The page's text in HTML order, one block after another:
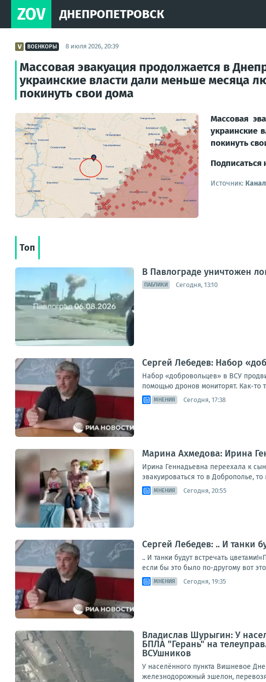
ZOV ДНЕПРОПЕТРОВСК
ВОЕНКОРЫ 8 июля 2026, 20:39
Массовая эвакуация продолжается в
украинские власти дали меньше месяца
покинуть свои дома
Массовая
украинские
покинуть
Подписаться
Источник:
Топ
В Павлограде уничтожен
ПАБЛИКИ Сегодня, 13:10
Сергей Лебедев: Набор
Набор «добровольцев» в ВСУ
помощью дронов мониторят. Как-то
МНЕНИЯ Сегодня, 17:38
Марина Ахмедова: Ирина
Ирина Геннадьевна переехала к
эвакуироваться то в Доброполье,
МНЕНИЯ Сегодня, 20:55
Сергей Лебедев: .. И танки
.. И танки будут встречать
если бы это было по-другому вот
МНЕНИЯ Сегодня, 19:35
Владислав Шурыгин: У
БПЛА "Герань" на
ВСУшников
У населённого пункта Вишневое
железнодорожный эшелон,